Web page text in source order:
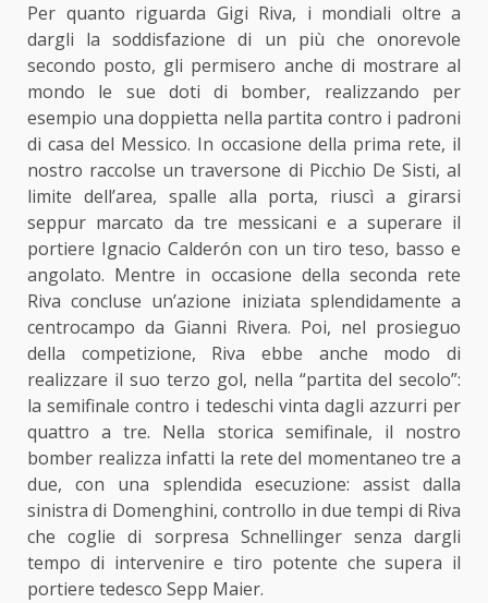
Per quanto riguarda Gigi Riva, i mondiali oltre a
dargli la soddisfazione di un più che onorevole
secondo posto, gli permisero anche di mostrare al
mondo le sue doti di bomber, realizzando per
esempio una doppietta nella partita contro i padroni
di casa del Messico. In occasione della prima rete, il
nostro raccolse un traversone di Picchio De Sisti, al
limite dell’area, spalle alla porta, riuscì a girarsi
seppur marcato da tre messicani e a superare il
portiere Ignacio Calderón con un tiro teso, basso e
angolato. Mentre in occasione della seconda rete
Riva concluse un’azione iniziata splendidamente a
centrocampo da Gianni Rivera. Poi, nel prosieguo
della competizione, Riva ebbe anche modo di
realizzare il suo terzo gol, nella “partita del secolo”:
la semifinale contro i tedeschi vinta dagli azzurri per
quattro a tre. Nella storica semifinale, il nostro
bomber realizza infatti la rete del momentaneo tre a
due, con una splendida esecuzione: assist dalla
sinistra di Domenghini, controllo in due tempi di Riva
che coglie di sorpresa Schnellinger senza dargli
tempo di intervenire e tiro potente che supera il
portiere tedesco Sepp Maier.